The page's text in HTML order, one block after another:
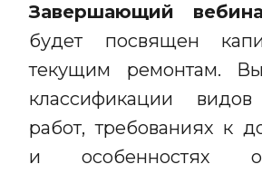
Завершающий
будет посвящен
текущим ремонтам.
классификации
работ, требованиях к
и особенностях